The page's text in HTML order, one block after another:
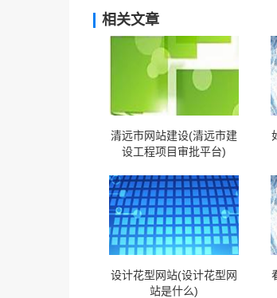
相关文章
清远市网站建设(清远市建
设工程项目审批平台)
设计花型网站(设计花型网
站是什么)